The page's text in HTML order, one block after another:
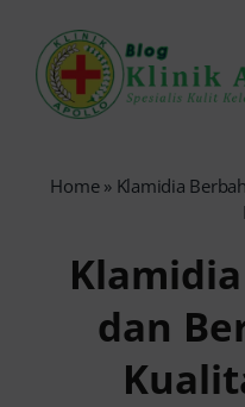
content
Reservasi Online
Home» Klamidia
dan